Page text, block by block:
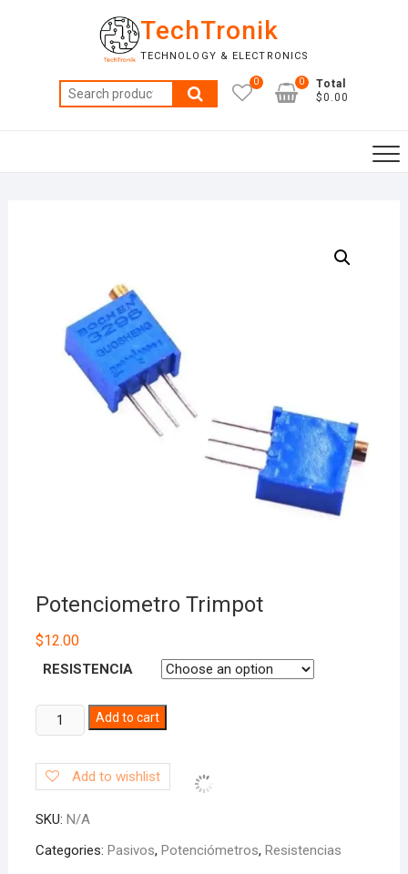
TechTronik
TECHNOLOGY & ELECTRONICS
Search
for:
0
Total
$0.00
0
Potenciometro Trimpot
$12.00
RESISTENCIA
Potenciometro
Trimpot
Add to cart
Add to wishlist
SKU: N/A
Categories: Pasivos, Potenciómetros, Resistencias